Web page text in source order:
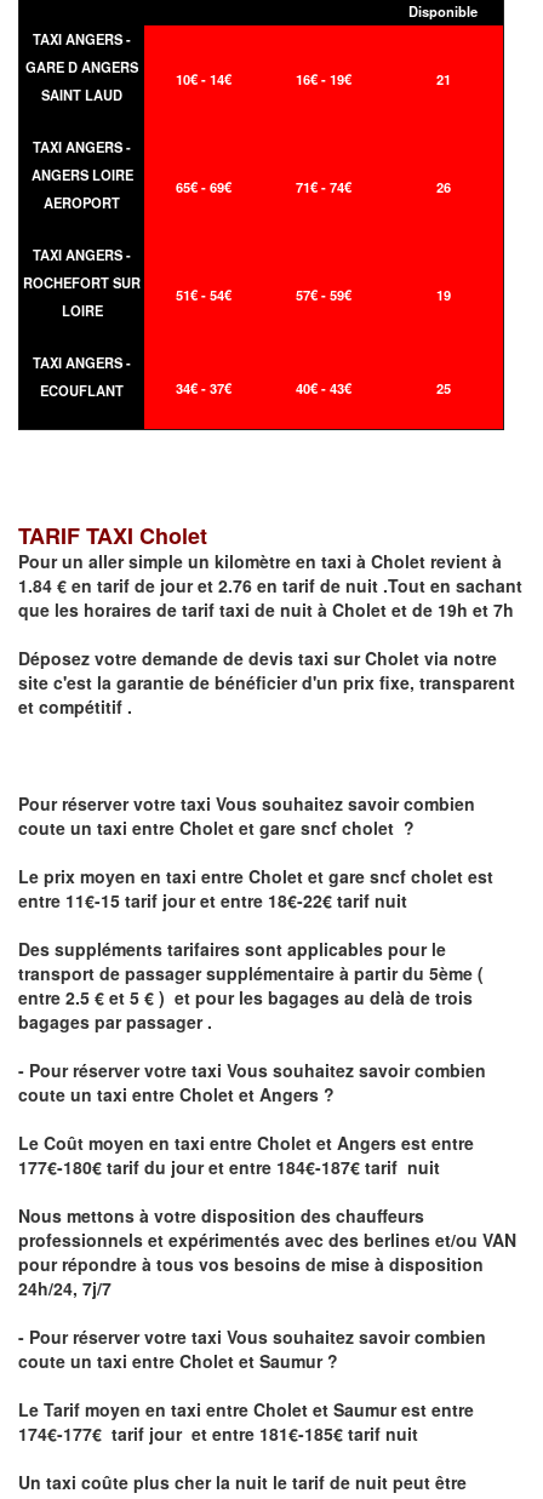
Disponible
TAXI ANGERS -
GARE D ANGERS
SAINT LAUD
10€ - 14€ 16€ - 19€ 21
TAXI ANGERS -
ANGERS LOIRE
AEROPORT
65€ - 69€ 71€ - 74€ 26
TAXI ANGERS -
ROCHEFORT SUR
LOIRE
51€ - 54€ 57€ - 59€ 19
TAXI ANGERS -
ECOUFLANT
34€ - 37€ 40€ - 43€ 25
TARIF TAXI Cholet
Pour un aller simple un kilomètre en taxi à Cholet revient à
1.84 € en tarif de jour et 2.76 en tarif de nuit .Tout en sachant
que les horaires de tarif taxi de nuit à Cholet et de 19h et 7h
Déposez votre demande de devis taxi surCholet via notre
site c'est la garantie de bénéficier d'un prix fixe, transparent
et compétitif .
Pour réserver votre taxi Vous souhaitez savoircombien
coute un taxi entre Cholet et gare sncf cholet ?
Le prix moyen en taxi entre Cholet et gare sncf cholet est
entre 11€-15 tarif jour et entre 18€-22€ tarif nuit
Des suppléments tarifaires sont applicables pour le
transport de passager supplémentaire à partir du 5ème (
entre 2.5 € et 5 € ) et pour les bagages au delà de trois
bagages par passager .
- Pour réserver votre taxi Vous souhaitez savoircombien
coute un taxi entre Cholet et Angers ?
Le Coût moyen en taxi entre Cholet et Angers est entre
177€-180€ tarif du jour et entre 184€-187€ tarif nuit
Nous mettons à votre disposition des chauffeurs
professionnels et expérimentés avec des berlines et/ou VAN
pour répondre à tous vos besoins de mise à disposition
24h/24, 7j/7
- Pour réserver votre taxi Vous souhaitez savoircombien
coute un taxi entre Cholet et Saumur ?
Le Tarif moyen en taxi entre Cholet et Saumur est entre
174€-177€ tarif jour et entre 181€-185€ tarif nuit
Un taxi coûte plus cher la nuit le tarif de nuit peut être